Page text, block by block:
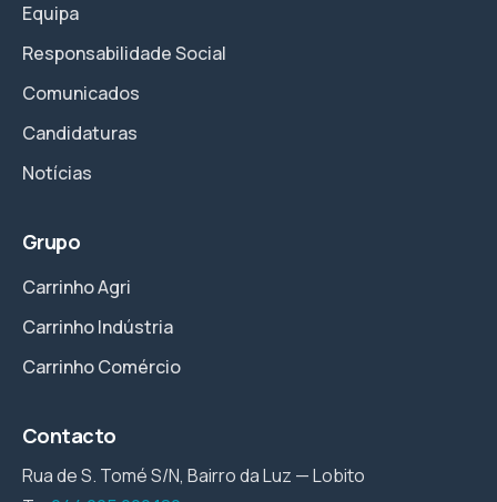
Equipa
Responsabilidade Social
Comunicados
Candidaturas
Notícias
Grupo
Carrinho Agri
Carrinho Indústria
Carrinho Comércio
Contacto
Rua de S. Tomé S/N, Bairro da Luz — Lobito